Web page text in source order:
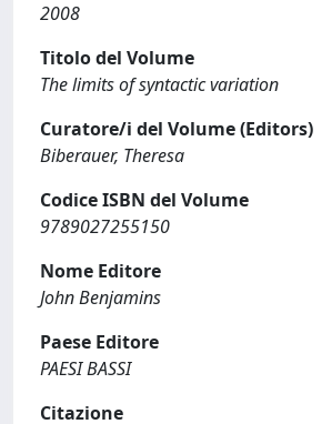
2008
Titolo del Volume
The limits of syntactic variation
Curatore/i del Volume (Editors)
Biberauer, Theresa
Codice ISBN del Volume
9789027255150
Nome Editore
John Benjamins
Paese Editore
PAESI BASSI
Citazione